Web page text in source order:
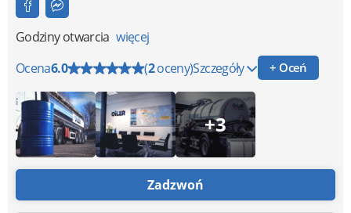
Godziny otwarcia więcej
Ocena6.0 (2oceny)Szczegóły + Oceń
+3
Zadzwoń